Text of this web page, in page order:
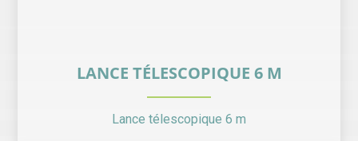
LANCE TÉLESCOPIQUE 6 M
Lance télescopique 6 m